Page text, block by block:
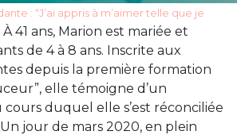
: “J’ai appris à m’aimer telle que je
41 ans, Marion est mariée et
de 4 à 8 ans. Inscrite aux
depuis la première formation
elle témoigne d’un
duquel elle s’est réconciliée
jour de mars 2020, en plein